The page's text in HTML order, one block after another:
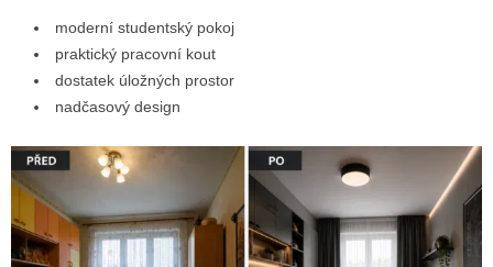
moderní studentský pokoj
praktický pracovní kout
dostatek úložných prostor
nadčasový design